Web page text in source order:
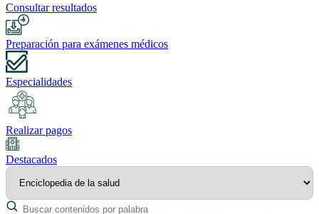
Consultar resultados
Preparación para exámenes médicos
Especialidades
Realizar pagos
Destacados